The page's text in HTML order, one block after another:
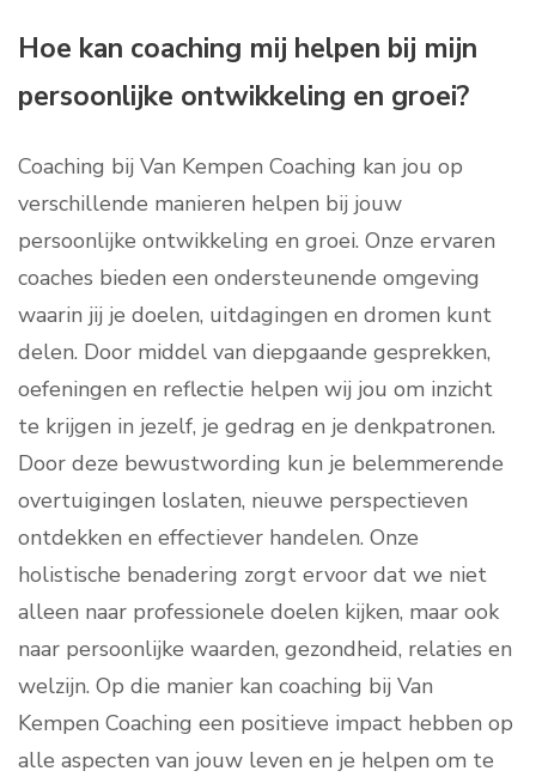
Hoe kan coaching mij helpen bij mijn
persoonlijke ontwikkeling en groei?
Coaching bij Van Kempen Coaching kan jou op
verschillende manieren helpen bij jouw
persoonlijke ontwikkeling en groei. Onze ervaren
coaches bieden een ondersteunende omgeving
waarin jij je doelen, uitdagingen en dromen kunt
delen. Door middel van diepgaande gesprekken,
oefeningen en reflectie helpen wij jou om inzicht
te krijgen in jezelf, je gedrag en je denkpatronen.
Door deze bewustwording kun je belemmerende
overtuigingen loslaten, nieuwe perspectieven
ontdekken en effectiever handelen. Onze
holistische benadering zorgt ervoor dat we niet
alleen naar professionele doelen kijken, maar ook
naar persoonlijke waarden, gezondheid, relaties en
welzijn. Op die manier kan coaching bij Van
Kempen Coaching een positieve impact hebben op
alle aspecten van jouw leven en je helpen om te